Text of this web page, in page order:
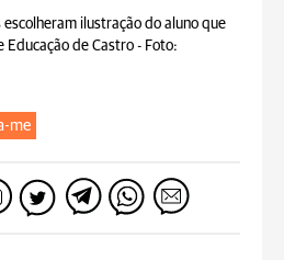
escolheram ilustração do aluno que
Educação de Castro - Foto:
me